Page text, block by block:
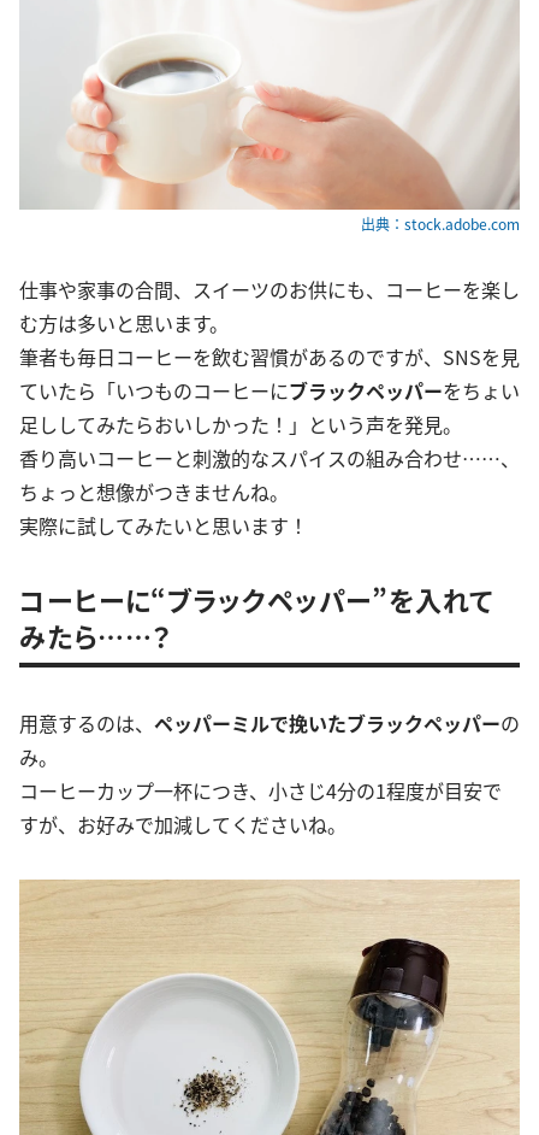
出典：stock.adobe.com
仕事や家事の合間、スイーツのお供にも、コーヒーを楽し
む方は多いと思います。
筆者も毎日コーヒーを飲む習慣があるのですが、SNSを見
ていたら「いつものコーヒーにブラックペッパーをちょい
足ししてみたらおいしかった！」という声を発見。
香り高いコーヒーと刺激的なスパイスの組み合わせ……、
ちょっと想像がつきませんね。
実際に試してみたいと思います！
コーヒーに“ブラックペッパー”を入れて
みたら……？
用意するのは、 ペッパーミルで挽いたブラックペッパーの
み。
コーヒーカップ一杯につき、小さじ4分の1程度が目安で
すが、お好みで加減してくださいね。